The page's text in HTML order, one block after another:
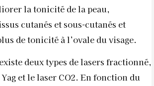
la tonicité de la peau,
cutanés et sous-cutanés et
de tonicité à l’ovale du visage.
deux types de lasers fractionné,
et le laser CO2. En fonction du